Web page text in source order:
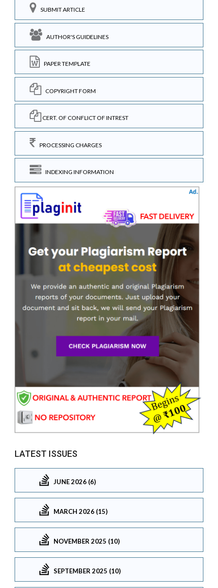
SUBMIT ARTICLE
AUTHOR'S GUIDELINES
PAPER TEMPLATE
COPYRIGHT FORM
CERT. OF CONFLICT OF INTREST
PROCESSING CHARGES
INDEXING INFORMATION
LATEST ISSUES
JUNE 2026 (6)
MARCH 2026 (15)
NOVEMBER 2025 (10)
SEPTEMBER 2025 (10)